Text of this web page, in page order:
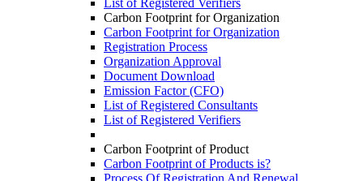
List of Registered Verifiers
Carbon Footprint for Organization
Carbon Footprint for Organization
Registration Process
Organization Approval
Document Download
Emission Factor (CFO)
List of Registered Consultants
List of Registered Verifiers
Carbon Footprint of Product
Carbon Footprint of Products is?
Process Of Registration And Renewal